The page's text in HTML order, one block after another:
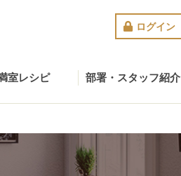
ログイン
室レシピ 部署・スタッフ紹介